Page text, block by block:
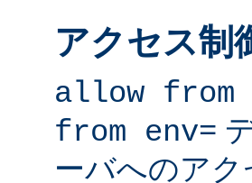
アクセス制
allow from
from env=
ーバへのア